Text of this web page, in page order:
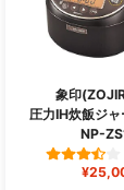
象印
圧力IH炊飯ジャ
NP-